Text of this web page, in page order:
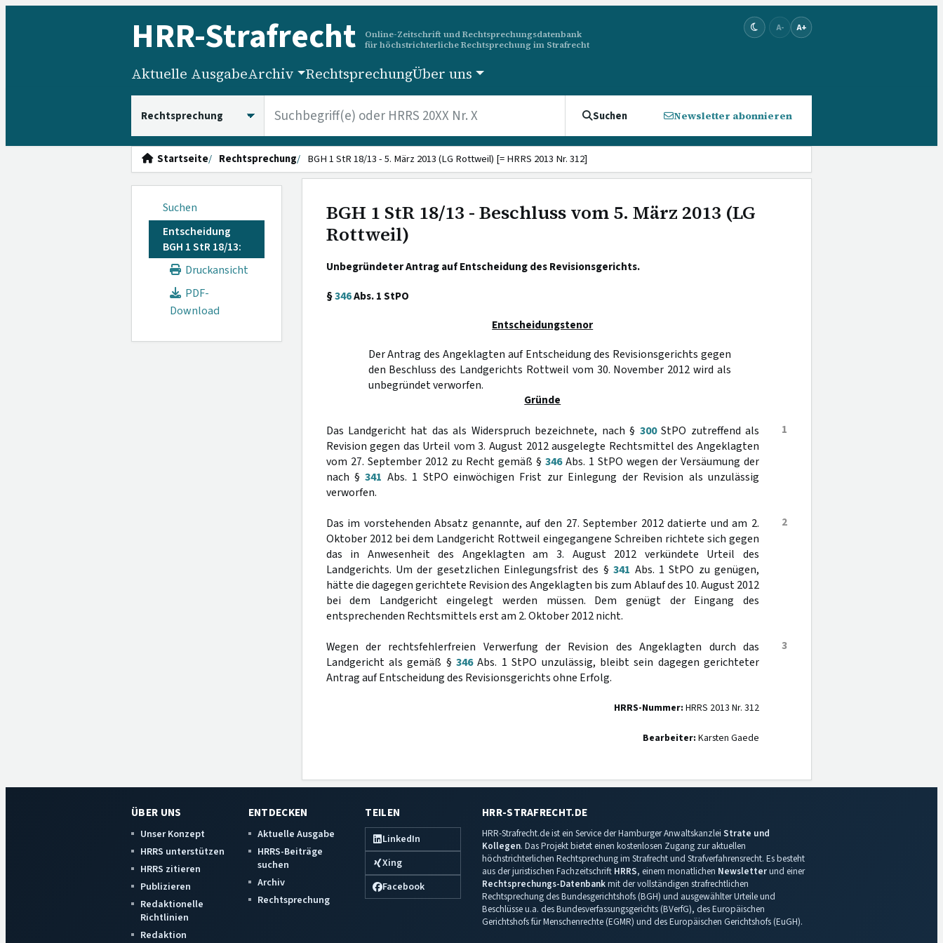
HRR-Strafrecht
Online-Zeitschrift und Rechtsprechungsdatenbank
für höchstrichterliche Rechtsprechung im Strafrecht
A- A+
Aktuelle AusgabeArchiv RechtsprechungÜber uns
Suchen Newsletter abonnieren
Startseite Rechtsprechung BGH 1 StR 18/13 - 5. März 2013 (LG Rottweil) [= HRRS 2013 Nr. 312]
Suchen
Entscheidung
BGH 1 StR 18/13:
Druckansicht
PDF-
Download
BGH 1 StR 18/13 - Beschluss vom 5. März 2013 (LG
Rottweil)
Unbegründeter Antrag auf Entscheidung des Revisionsgerichts.
§346Abs. 1 StPO
Entscheidungstenor
Der Antrag des Angeklagten auf Entscheidung des Revisionsgerichts gegen
den Beschluss des Landgerichts Rottweil vom 30. November 2012 wird als
unbegründet verworfen.
Gründe
1
Das Landgericht hat das als Widerspruch bezeichnete, nach § 300StPO zutreffend als
Revision gegen das Urteil vom 3. August 2012 ausgelegte Rechtsmittel des Angeklagten
vom 27. September 2012 zu Recht gemäß § 346Abs. 1 StPO wegen der Versäumung der
nach §341 Abs. 1 StPO einwöchigen Frist zur Einlegung der Revision als unzulässig
verworfen.
2
Das im vorstehenden Absatz genannte, auf den 27. September 2012 datierte und am 2.
Oktober 2012 bei dem Landgericht Rottweil eingegangene Schreiben richtete sich gegen
das in Anwesenheit des Angeklagten am 3. August 2012 verkündete Urteil des
Landgerichts. Um der gesetzlichen Einlegungsfrist des §341 Abs. 1 StPO zu genügen,
hätte die dagegen gerichtete Revision des Angeklagten bis zum Ablauf des 10. August 2012
bei dem Landgericht eingelegt werden müssen. Dem genügt der Eingang des
entsprechenden Rechtsmittels erst am 2. Oktober 2012 nicht.
3
Wegen der rechtsfehlerfreien Verwerfung der Revision des Angeklagten durch das
Landgericht als gemäß § 346Abs. 1 StPO unzulässig, bleibt sein dagegen gerichteter
Antrag auf Entscheidung des Revisionsgerichts ohne Erfolg.
HRRS-Nummer: HRRS 2013 Nr. 312
Bearbeiter: Karsten Gaede
ÜBER UNS
Unser Konzept
HRRS unterstützen
HRRS zitieren
Publizieren
Redaktionelle
Richtlinien
Redaktion
ENTDECKEN
Aktuelle Ausgabe
HRRS-Beiträge
suchen
Archiv
Rechtsprechung
TEILEN
LinkedIn
Xing
Facebook
HRR-STRAFRECHT.DE
HRR-Strafrecht.de ist ein Service der Hamburger Anwaltskanzlei Strate und
Kollegen. Das Projekt bietet einen kostenlosen Zugang zur aktuellen
höchstrichterlichen Rechtsprechung im Strafrecht und Strafverfahrensrecht. Es besteht
aus der juristischen Fachzeitschrift HRRS, einem monatlichen Newsletterund einer
Rechtsprechungs-Datenbankmit der vollständigen strafrechtlichen
Rechtsprechung des Bundesgerichtshofs (BGH) und ausgewählter Urteile und
Beschlüsse u.a. des Bundesverfassungsgerichts (BVerfG), des Europäischen
Gerichtshofs für Menschenrechte (EGMR) und des Europäischen Gerichtshofs (EuGH).